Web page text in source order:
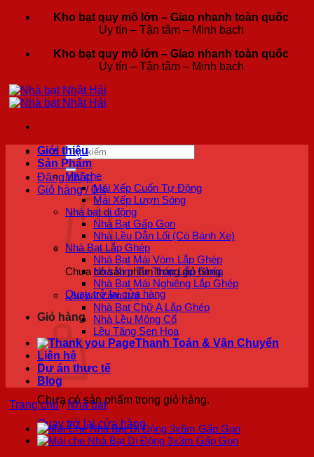
dung
Kho bạt quy mô lớn – Giao nhanh toàn quốc
Uy tín – Tận tâm – Minh bạch
Kho bạt quy mô lớn – Giao nhanh toàn quốc
Uy tín – Tận tâm – Minh bạch
Tìm
kiếm:
Đăng nhập
Giỏ hàng /0₫
Chưa có sản phẩm trong giỏ hàng.
Quay trở lại cửa hàng
Giỏ hàng
Chưa có sản phẩm trong giỏ hàng.
Quay trở lại cửa hàng
Giới thiệu
Sản Phẩm
Mái che
Mái Xếp Cuốn Tự Động
Mái Xếp Lượn Sóng
Nhà bạt di động
Nhà Bạt Gấp Gọn
Nhà Lều Dẫn Lối (Có Bánh Xe)
Nhà Bạt Lắp Ghép
Nhà Bạt Mái Vòm Lắp Ghép
Nhà Kim Tự Tháp Lắp Ghép
Nhà Bạt Mái Nghiêng Lắp Ghép
Lều bạt cắm trại
Nhà Bạt Chữ A Lắp Ghép
Nhà Lều Mông Cổ
Lều Tăng Sen Hoa
Thanh Toán & Vận Chuyển
Liên hệ
Dự án thực tế
Blog
Trang chủ / Nhà bạt